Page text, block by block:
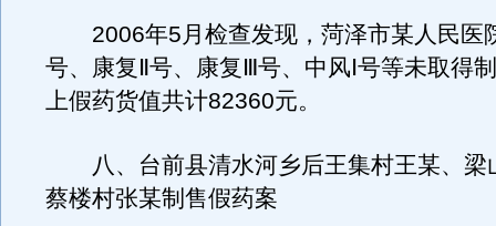
2006年5月检查发现，菏泽市某人民医
号、康复Ⅱ号、康复Ⅲ号、中风Ⅰ号等未取得
上假药货值共计82360元。
八、台前县清水河乡后王集村王某、梁
蔡楼村张某制售假药案